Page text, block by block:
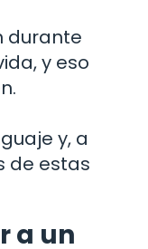
durante
y eso
y, a
de estas
a un